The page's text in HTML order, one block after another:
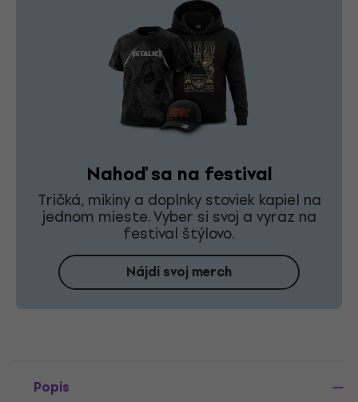
Nahoď sa na festival
Tričká, mikiny a doplnky stoviek kapiel na
jednom mieste. Vyber si svoj a vyraz na
festival štýlovo.
Nájdi svoj merch
Popis